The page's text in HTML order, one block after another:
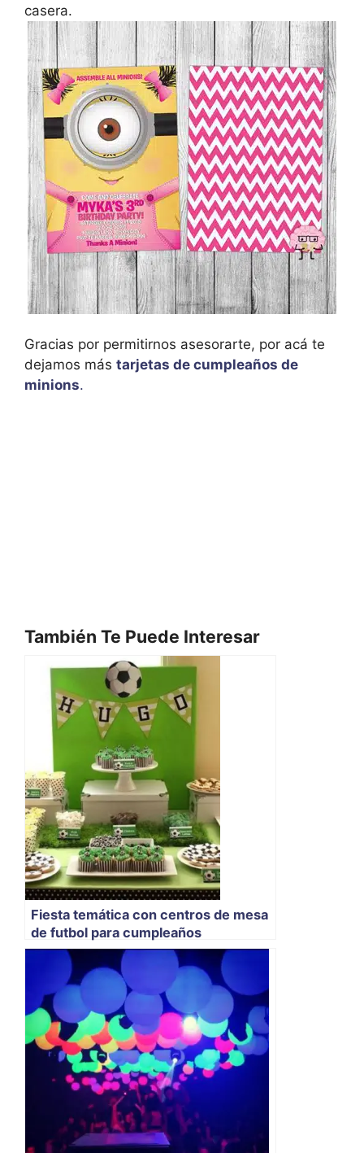
casera.
Gracias por permitirnos asesorarte, por acá te
dejamos más tarjetas de cumpleaños de
minions.
También Te Puede Interesar
Fiesta temática con centros de mesa
de futbol para cumpleaños